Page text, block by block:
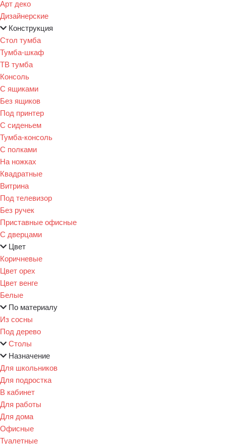
Арт деко
Дизайнерские
Конструкция
Стол тумба
Тумба-шкаф
ТВ тумба
Консоль
С ящиками
Без ящиков
Под принтер
С сиденьем
Тумба-консоль
С полками
На ножках
Квадратные
Витрина
Под телевизор
Без ручек
Приставные офисные
С дверцами
Цвет
Коричневые
Цвет орех
Цвет венге
Белые
По материалу
Из сосны
Под дерево
Столы
Назначение
Для школьников
Для подростка
В кабинет
Для работы
Для дома
Офисные
Туалетные